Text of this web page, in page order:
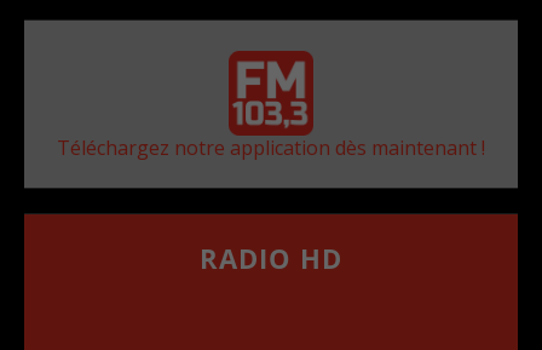
Téléchargez notre application dès maintenant !
RADIO HD